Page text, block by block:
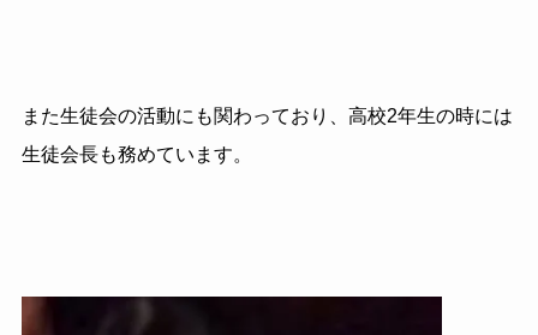
また生徒会の活動にも関わっており、高校2年生の時には
生徒会長も務めています。